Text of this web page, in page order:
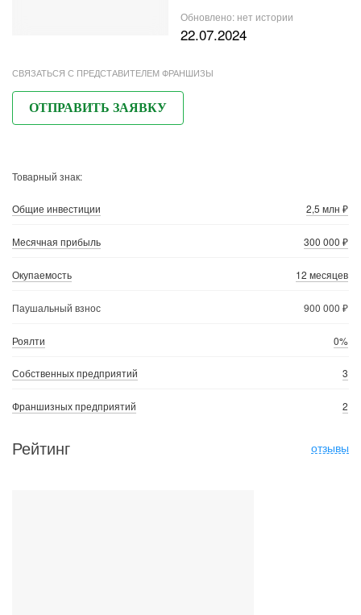
Обновлено: нет истории
22.07.2024
СВЯЗАТЬСЯ С ПРЕДСТАВИТЕЛЕМ ФРАНШИЗЫ
ОТПРАВИТЬ ЗАЯВКУ
Товарный знак:
Общие инвестиции 2,5 млн ₽
Месячная прибыль 300 000 ₽
Окупаемость 12 месяцев
Паушальный взнос 900 000 ₽
Роялти 0%
Собственных предприятий 3
Франшизных предприятий 2
Рейтинг отзывы